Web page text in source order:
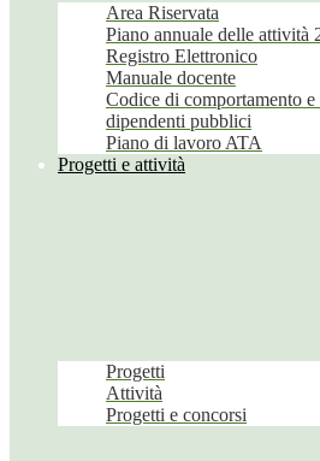
Area Riservata
Piano annuale delle attività
Registro Elettronico
Manuale docente
Codice di comportamento
dipendenti pubblici
Piano di lavoro ATA
Progetti e attività
Progetti
Attività
Progetti e concorsi